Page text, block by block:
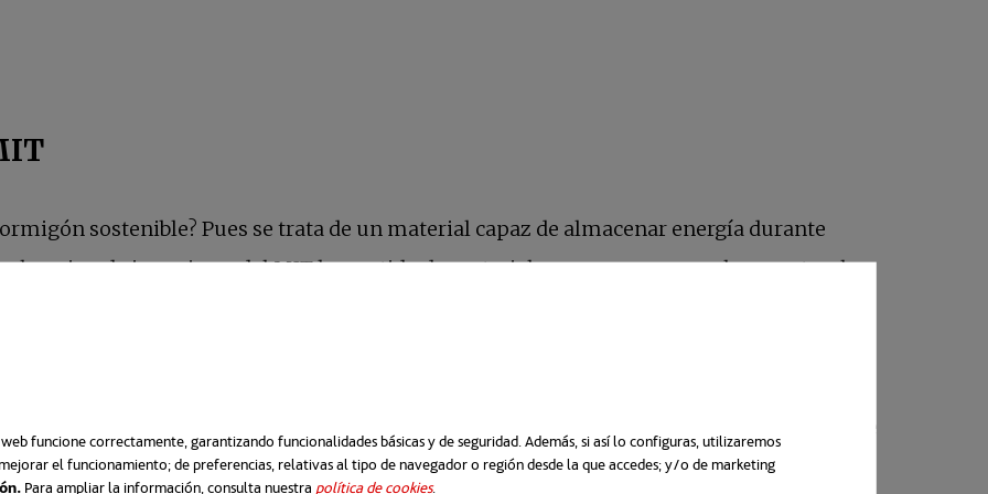
funcione correctamente, garantizando funcionalidades básicas y de seguridad. Además, si así lo configuras, utilizaremos
el funcionamiento; de preferencias, relativas al tipo de navegador o región desde la que accedes; y/o de marketing
Para ampliar la información, consulta nuestra política de cookiesse abre en una pestaña nueva
.
sostenible? Pues se trata de un material capaz de almacenar energía durante
equipo de ingenieros del MIT ha partido de materiales comunes como el cemento, el
tradicionalmente en la fabricación de tinta, se integra en el cemento formando
que incrementan exponencialmente la superficie interna conductora, lo que permite